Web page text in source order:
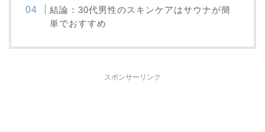
結論：30代男性のスキンケアはサウナが簡
単でおすすめ
スポンサーリンク